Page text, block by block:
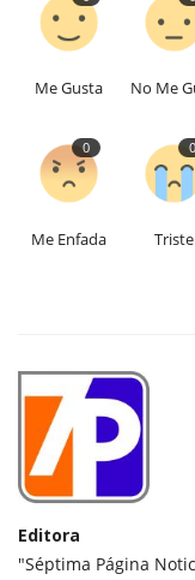
Me Gusta No Me
0
Me Enfada
0
Triste
Editora
"Séptima Página